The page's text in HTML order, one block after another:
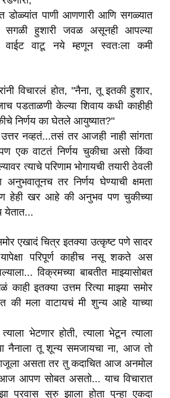
डोळ्यांत पाणी आणणारी आणि सगळ्यात
सगळी हुशारी जवळ असूनही आपल्या
वाईट वाटू नये म्हणून स्वतःला कमी
विचारलं होत, "नैना, तू इतकी हुशार,
जाच पडताळणी केल्या शिवाय कधी काहीही
निर्णय का घेतले आयुष्यात?"
नव्हतं...तसं तर आजही नाही सांगता
एक वाटतं निर्णय चुकीचा असो किंवा
त्याचे परिणाम भोगायची तयारी ठेवली
तर निर्णय घेण्याची क्षमता
हेही खर आहे की अनुभव पण चुकीच्या
येतात...
एखादं चित्र इतक्या उत्कृष्ट पणे सादर
परिपूर्ण काहीच नसू शकते अस
विक्रमच्या बाबतीत माझ्यासोबत
इतक्या उत्तम रित्या माझ्या समोर
की मला वाटायचं मी शुन्य आहे याच्या
भेटणार होती, त्याला भेटून त्याला
नैनाला तू शून्य समजायचा ना, आज तो
असता तर तु कदाचित आज अनमोल
आपण सोबत असतो... याच विचारात
प्रवास सुरु झाला होता पुन्हा एकदा